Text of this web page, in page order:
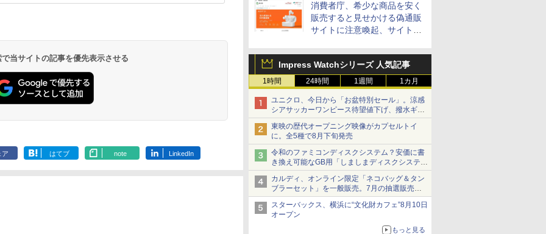
消費者庁、希少な商品を安く
販売すると見せかける偽通販
サイトに注意喚起、サイト名
Impress Watchシリーズ 人気記事
1時間 24時間 1週間 1カ月
ユニクロ、今日から「お盆特別セール」。涼感
シアサッカーワンピース待望値下げ、撥水ギア
ショーツは1990円に
東映の歴代オープニング映像がカプセルトイ
に。全5種で8月下旬発売
令和のファミコンディスクシステム？安価に書
き換え可能なGB用「しましまディスクシステ
ム」
カルディ、オンライン限定「ネコバッグ＆タン
ブラーセット」を一般販売。7月の抽選販売の
当選無効分
スターバックス、横浜に“文化財カフェ”8月10日
オープン
もっと見る
当サイトの記事を優先表示させる
ア はてブ note LinkedIn